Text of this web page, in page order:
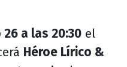
a las 20:30 el
Héroe Lírico &